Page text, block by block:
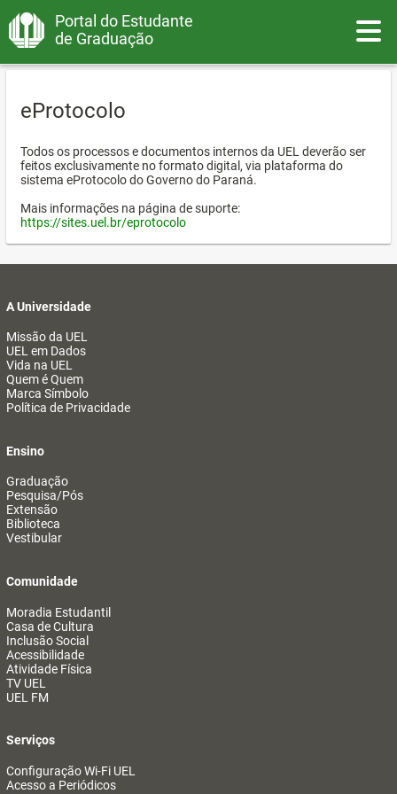
Portal do Estudante
de Graduação
eProtocolo
Todos os processos e documentos internos da UEL deverão ser
feitos exclusivamente no formato digital, via plataforma do
sistema eProtocolo do Governo do Paraná.
Mais informações na página de suporte:
https://sites.uel.br/eprotocolo
A Universidade
Missão da UEL
UEL em Dados
Vida na UEL
Quem é Quem
Marca Símbolo
Política de Privacidade
Ensino
Graduação
Pesquisa/Pós
Extensão
Biblioteca
Vestibular
Comunidade
Moradia Estudantil
Casa de Cultura
Inclusão Social
Acessibilidade
Atividade Física
TV UEL
UEL FM
Serviços
Configuração Wi-Fi UEL
Acesso a Periódicos